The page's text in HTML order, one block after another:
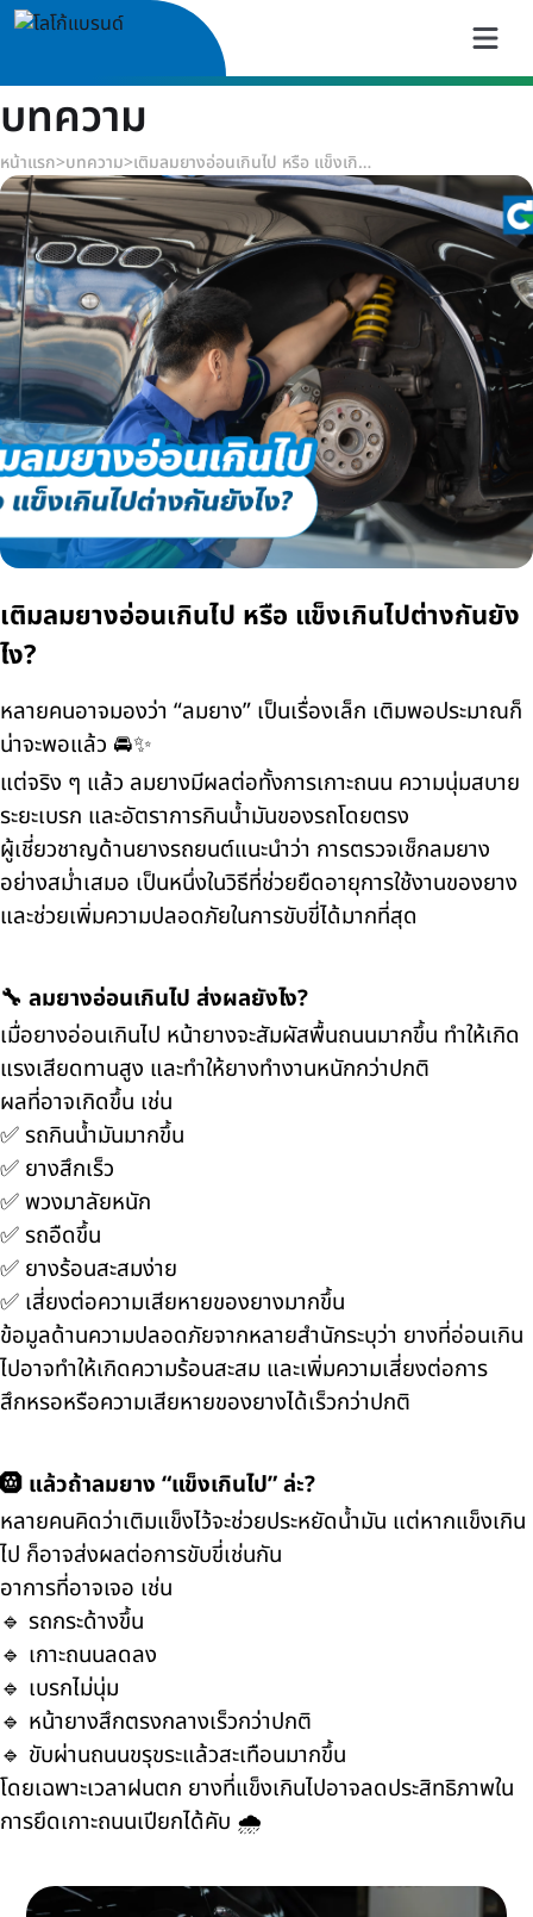
บทความ
หน้าแรก>บทความ> เติมลมยางอ่อนเกินไป หรือ แข็งเกินไปต่างกันยังไง?
เติมลมยางอ่อนเกินไป หรือ แข็งเกินไปต่างกันยัง
ไง?
หลายคนอาจมองว่า “ลมยาง” เป็นเรื่องเล็ก เติมพอประมาณก็
น่าจะพอแล้ว 🚘✨
แต่จริง ๆ แล้ว ลมยางมีผลต่อทั้งการเกาะถนน ความนุ่มสบาย
ระยะเบรก และอัตราการกินน้ำมันของรถโดยตรง
ผู้เชี่ยวชาญด้านยางรถยนต์แนะนำว่า การตรวจเช็กลมยาง
อย่างสม่ำเสมอ เป็นหนึ่งในวิธีที่ช่วยยืดอายุการใช้งานของยาง
และช่วยเพิ่มความปลอดภัยในการขับขี่ได้มากที่สุด
🔧 ลมยางอ่อนเกินไป ส่งผลยังไง?
เมื่อยางอ่อนเกินไป หน้ายางจะสัมผัสพื้นถนนมากขึ้น ทำให้เกิด
แรงเสียดทานสูง และทำให้ยางทำงานหนักกว่าปกติ
ผลที่อาจเกิดขึ้น เช่น
✅ รถกินน้ำมันมากขึ้น
✅ ยางสึกเร็ว
✅ พวงมาลัยหนัก
✅ รถอืดขึ้น
✅ ยางร้อนสะสมง่าย
✅ เสี่ยงต่อความเสียหายของยางมากขึ้น
ข้อมูลด้านความปลอดภัยจากหลายสำนักระบุว่า ยางที่อ่อนเกิน
ไปอาจทำให้เกิดความร้อนสะสม และเพิ่มความเสี่ยงต่อการ
สึกหรอหรือความเสียหายของยางได้เร็วกว่าปกติ
🛞 แล้วถ้าลมยาง “แข็งเกินไป” ล่ะ?
หลายคนคิดว่าเติมแข็งไว้จะช่วยประหยัดน้ำมัน แต่หากแข็งเกิน
ไป ก็อาจส่งผลต่อการขับขี่เช่นกัน
อาการที่อาจเจอ เช่น
🔹 รถกระด้างขึ้น
🔹 เกาะถนนลดลง
🔹 เบรกไม่นุ่ม
🔹 หน้ายางสึกตรงกลางเร็วกว่าปกติ
🔹 ขับผ่านถนนขรุขระแล้วสะเทือนมากขึ้น
โดยเฉพาะเวลาฝนตก ยางที่แข็งเกินไปอาจลดประสิทธิภาพใน
การยึดเกาะถนนเปียกได้คับ 🌧️